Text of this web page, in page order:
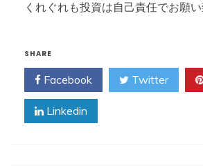
くれぐれも投資は自己責任でお願い
SHARE
Facebook Twitter
Linkedin